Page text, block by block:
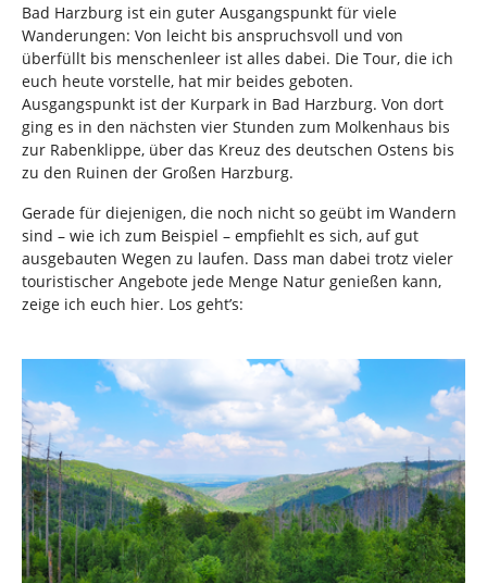
r
:
Bad Harzburg ist ein guter Ausgangspunkt für viele
Wanderungen: Von leicht bis anspruchsvoll und von
überfüllt bis menschenleer ist alles dabei. Die Tour, die ich
euch heute vorstelle, hat mir beides geboten.
Ausgangspunkt ist der Kurpark in Bad Harzburg. Von dort
ging es in den nächsten vier Stunden zum Molkenhaus bis
zur Rabenklippe, über das Kreuz des deutschen Ostens bis
zu den Ruinen der Großen Harzburg.
Gerade für diejenigen, die noch nicht so geübt im Wandern
sind – wie ich zum Beispiel – empfiehlt es sich, auf gut
ausgebauten Wegen zu laufen. Dass man dabei trotz vieler
touristischer Angebote jede Menge Natur genießen kann,
zeige ich euch hier. Los geht’s:
Show larger version